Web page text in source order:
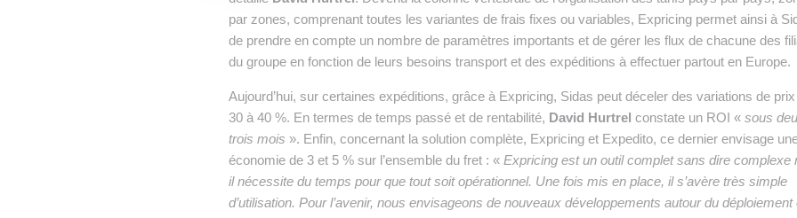
par zones, comprenant toutes les variantes de frais fixes ou variables, Expricing permet ainsi à
de prendre en compte un nombre de paramètres importants et de gérer les flux de chacune des
du groupe en fonction de leurs besoins transport et des expéditions à effectuer partout en Europe.
Aujourd’hui, sur certaines expéditions, grâce à Expricing, Sidas peut déceler des variations de
30 à 40 %. En termes de temps passé et de rentabilité, David Hurtrel constate un ROI « sous
trois mois ». Enfin, concernant la solution complète, Expricing et Expedito, ce dernier envisage
économie de 3 et 5 % sur l’ensemble du fret : « Expricing est un outil complet sans dire complexe
il nécessite du temps pour que tout soit opérationnel. Une fois mis en place, il s’avère très simple
d’utilisation. Pour l’avenir, nous envisageons de nouveaux développements autour du déploiement